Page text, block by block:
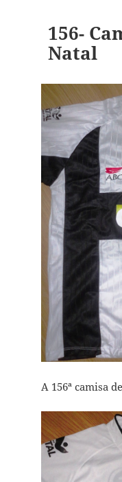
156-
Natal
A 156ª camisa